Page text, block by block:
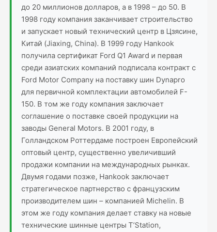
до 20 миллионов долларов, а в 1998 – до 50. В
1998 году компания заканчивает строительство
и запускает новый технический центр в Цзясине,
Китай (Jiaxing, China). В 1999 году Hankook
получила сертификат Ford Q1 Award и первая
среди азиатских компаний подписала контракт с
Ford Motor Company на поставку шин Dynapro
для первичной комплектации автомобилей F-
150. В том же году компания заключает
соглашение о поставке своей продукции на
заводы General Motors. В 2001 году, в
Голландском Роттердаме построен Европейский
оптовый центр, существенно увеличивший
продажи компании на международных рынках.
Двумя годами позже, Hankook заключает
стратегическое партнерство с французским
производителем шин – компанией Michelin. В
этом же году компания делает ставку на новые
технические шинные центры T’Station,